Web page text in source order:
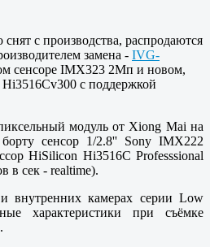
с производства, распродаются
замена - IVG-
сенсоре IMX323 2Мп и новом,
с поддержкой
модуль от Xiong Mai на
сенсор 1/2.8'' Sony IMX222
HiSilicon Hi3516C Professsional
в сек - realtime).
внутренних камерах серии Low
характеристики при съёмке